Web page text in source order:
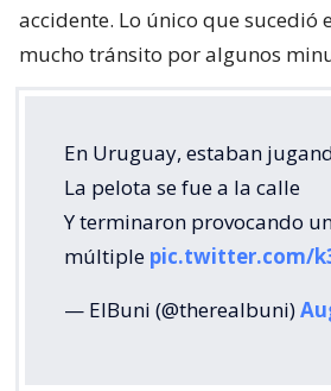
accidente. Lo único que sucedió
mucho tránsito por algunos
En Uruguay, estaban
La pelota se fue a la calle
Y terminaron provocando
múltiple pic.twitter.com/
— ElBuni (@therealbuni)